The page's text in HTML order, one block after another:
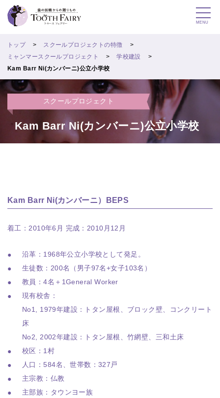
MENU
トップ
スクールプロジェクトの特徴
ミャンマースクールプロジェクト
学校建設
Kam Barr Ni(カンバーニ)公立小学校
スクールプロジェクト
Kam Barr Ni(カンバーニ)公立小学校
Kam Barr Ni(カンバーニ）BEPS
着工：2010年6月 完成：2010月12月
沿革：1968年公立小学校として発足。
生徒数：200名（男子97名+女子103名）
教員：4名＋1General Worker
現有校舎：
No1, 1979年建設：トタン屋根、ブロック壁、コンクリート
床
No2, 2002年建設：トタン屋根、竹網壁、三和土床
校区：1村
人口：584名、世帯数：327戸
主宗教：仏教
主部族：タウンヨー族